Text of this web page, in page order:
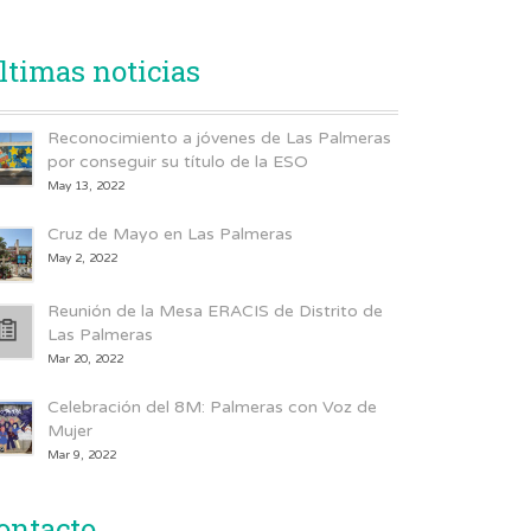
noticias
Reconocimiento a jóvenes de Las Palmeras
por conseguir su título de la ESO
May 13, 2022
Cruz de Mayo en Las Palmeras
May 2, 2022
Reunión de la Mesa ERACIS de Distrito de
Las Palmeras
Mar 20, 2022
Celebración del 8M: Palmeras con Voz de
Mujer
Mar 9, 2022